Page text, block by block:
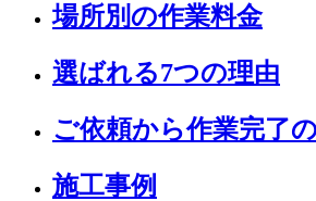
場所別の作業料金
選ばれる7つの理由
ご依頼から作業完了
施工事例